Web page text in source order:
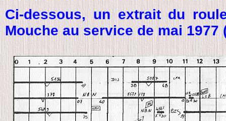
Ci-dessous, un extrait du
Mouche au service de mai 1977